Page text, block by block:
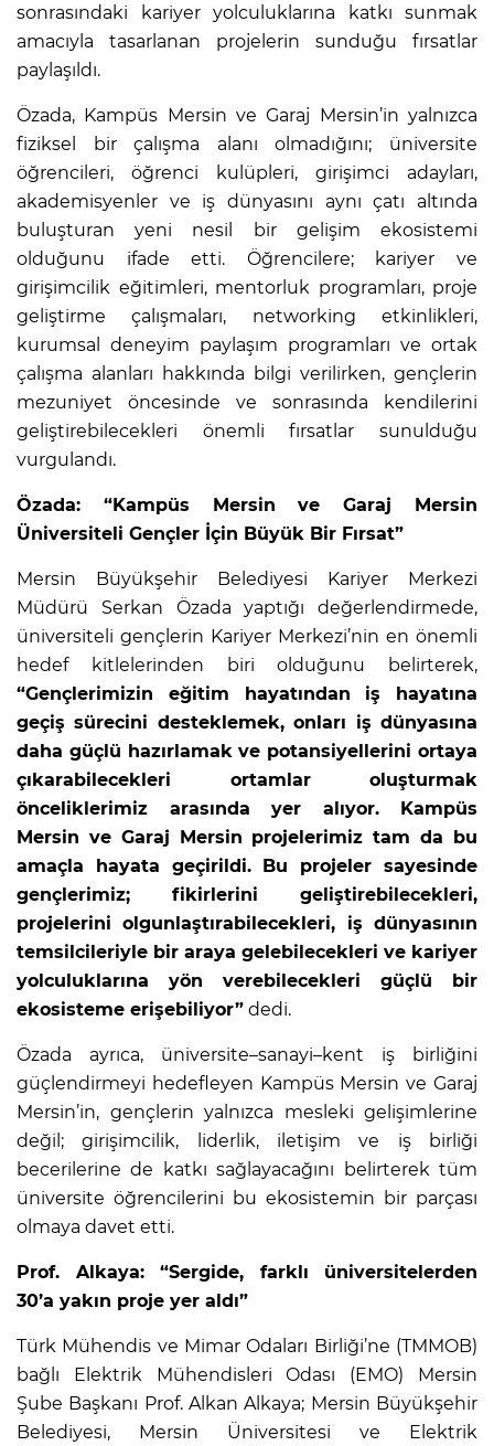
sonrasındaki kariyer yolculuklarına katkı sunmak
amacıyla tasarlanan projelerin sunduğu fırsatlar
paylaşıldı.
Özada, Kampüs Mersin ve Garaj Mersin’in yalnızca
fiziksel bir çalışma alanı olmadığını; üniversite
öğrencileri, öğrenci kulüpleri, girişimci adayları,
akademisyenler ve iş dünyasını aynı çatı altında
buluşturan yeni nesil bir gelişim ekosistemi
olduğunu ifade etti. Öğrencilere; kariyer ve
girişimcilik eğitimleri, mentorluk programları, proje
geliştirme çalışmaları, networking etkinlikleri,
kurumsal deneyim paylaşım programları ve ortak
çalışma alanları hakkında bilgi verilirken, gençlerin
mezuniyet öncesinde ve sonrasında kendilerini
geliştirebilecekleri önemli fırsatlar sunulduğu
vurgulandı.
Özada: “Kampüs Mersin ve Garaj Mersin
Üniversiteli Gençler İçin Büyük Bir Fırsat”
Mersin Büyükşehir Belediyesi Kariyer Merkezi
Müdürü Serkan Özada yaptığı değerlendirmede,
üniversiteli gençlerin Kariyer Merkezi’nin en önemli
hedef kitlelerinden biri olduğunu belirterek,
“Gençlerimizin eğitim hayatından iş hayatına
geçiş sürecini desteklemek, onları iş dünyasına
daha güçlü hazırlamak ve potansiyellerini ortaya
çıkarabilecekleri ortamlar oluşturmak
önceliklerimiz arasında yer alıyor. Kampüs
Mersin ve Garaj Mersin projelerimiz tam da bu
amaçla hayata geçirildi. Bu projeler sayesinde
gençlerimiz; fikirlerini geliştirebilecekleri,
projelerini olgunlaştırabilecekleri, iş dünyasının
temsilcileriyle bir araya gelebilecekleri ve kariyer
yolculuklarına yön verebilecekleri güçlü bir
ekosisteme erişebiliyor” dedi.
Özada ayrıca, üniversite–sanayi–kent iş birliğini
güçlendirmeyi hedefleyen Kampüs Mersin ve Garaj
Mersin’in, gençlerin yalnızca mesleki gelişimlerine
değil; girişimcilik, liderlik, iletişim ve iş birliği
becerilerine de katkı sağlayacağını belirterek tüm
üniversite öğrencilerini bu ekosistemin bir parçası
olmaya davet etti.
Prof. Alkaya: “Sergide, farklı üniversitelerden
30’a yakın proje yer aldı”
Türk Mühendis ve Mimar Odaları Birliği’ne (TMMOB)
bağlı Elektrik Mühendisleri Odası (EMO) Mersin
Şube Başkanı Prof. Alkan Alkaya; Mersin Büyükşehir
Belediyesi, Mersin Üniversitesi ve Elektrik